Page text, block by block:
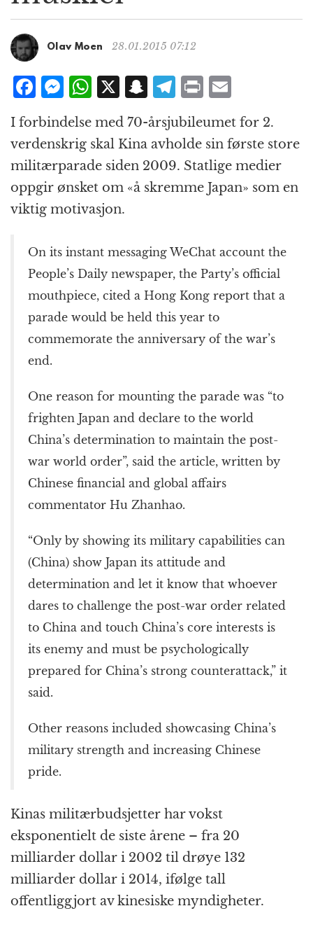
t
n
Olav Moen 28.01.2015 07:12
F
a
c
e
b
o
o
k
M
e
ss
e
n
g
e
r
W
at
s
A
p
p
X S
n
a
p
c
h
T
el
e
g
r
a
P
n
t
m
ai
l
I forbindelse med 70-årsjubileumet for 2.
verdenskrig skal Kina avholde sin første store
militærparade siden 2009. Statlige medier
oppgir ønsket om «å skremme Japan» som en
viktig motivasjon.
On its instant messaging WeChat account the
People’s Daily newspaper, the Party’s official
mouthpiece, cited a Hong Kong report that a
parade would be held this year to
commemorate the anniversary of the war’s
end.
One reason for mounting the parade was “to
frighten Japan and declare to the world
China’s determination to maintain the post-
war world order”, said the article, written by
Chinese financial and global affairs
commentator Hu Zhanhao.
“Only by showing its military capabilities can
(China) show Japan its attitude and
determination and let it know that whoever
dares to challenge the post-war order related
to China and touch China’s core interests is
its enemy and must be psychologically
prepared for China’s strong counterattack,” it
said.
Other reasons included showcasing China’s
military strength and increasing Chinese
pride.
Kinas militærbudsjetter har vokst
eksponentielt de siste årene – fra 20
milliarder dollar i 2002 til drøye 132
milliarder dollar i 2014, ifølge tall
offentliggjort av kinesiske myndigheter.